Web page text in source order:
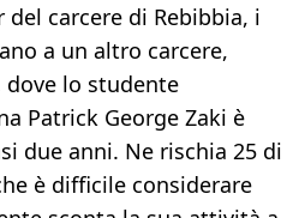
del carcere di Rebibbia, i
a un altro carcere,
dove lo studente
Patrick George Zaki è
due anni. Ne rischia 25 di
è difficile considerare